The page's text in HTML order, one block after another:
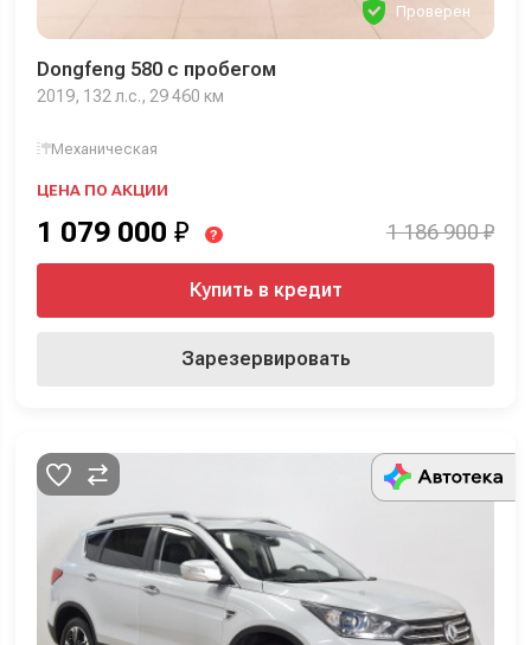
Проверен
Dongfeng 580 с пробегом
2019, 132 л.с., 29 460 км
Механическая
ЦЕНА ПО АКЦИИ
1 079 000 ₽ ? 1 186 900 ₽
Купить в кредит
Зарезервировать